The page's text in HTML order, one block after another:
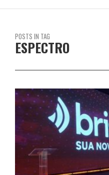
POSTS IN TAG
ESPECTRO